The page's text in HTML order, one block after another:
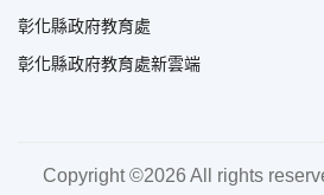
彰化縣政府教育處
彰化縣政府教育處新雲端
Copyright ©2026 All rights